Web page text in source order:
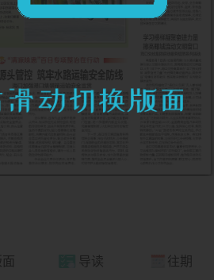
面 导读 往期